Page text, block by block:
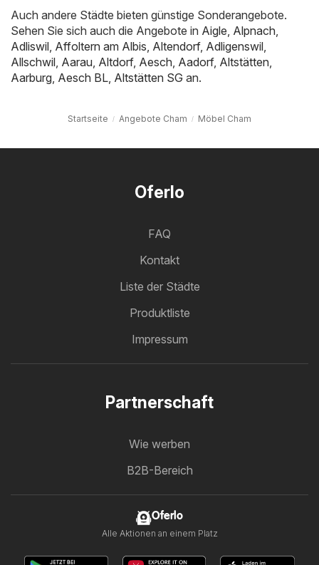
Auch andere Städte bieten günstige Sonderangebote.
Sehen Sie sich auch die Angebote in Aigle Alpnach
Adliswil Affoltern am Albis Altendorf, Adligenswil
Allschwil Aarau Altdorf, Aesch Aadorf, Altstätten
Aarburg Aesch BL Altstätten SG an.
Startseite Angebote Cham Möbel Cham
Oferlo
FAQ
Kontakt
Liste der Städte
Produktliste
Impressum
Partnerschaft
Wie werben
B2B-Bereich
Oferlo
Alle Aktionen an einem Platz